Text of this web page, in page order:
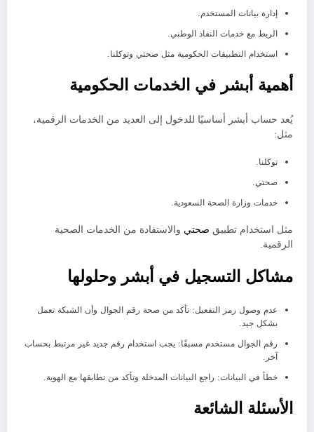
إدارة بيانات المستخدم.
الربط مع خدمات النفاذ الوطني.
استخدام التطبيقات الحكومية مثل صحتي وتوكلنا.
أهمية أبشر في الخدمات الحكومية
يُعد حساب أبشر أساسيًا للدخول إلى العديد من الخدمات الرقمية،
مثل:
توكلنا.
صحتي.
خدمات وزارة الصحة السعودية.
مثل استخدام تطبيق صحتي والاستفادة من الخدمات الصحية
الرقمية.
مشاكل التسجيل في أبشر وحلولها
عدم وصول رمز التفعيل: تأكد من صحة رقم الجوال وأن الشبكة تعمل
بشكل جيد.
رقم الجوال مستخدم مسبقًا: يجب استخدام رقم جديد غير مرتبط بحساب
آخر.
خطأ في البيانات: راجع البيانات المدخلة وتأكد من تطابقها مع الهوية.
الأسئلة الشائعة